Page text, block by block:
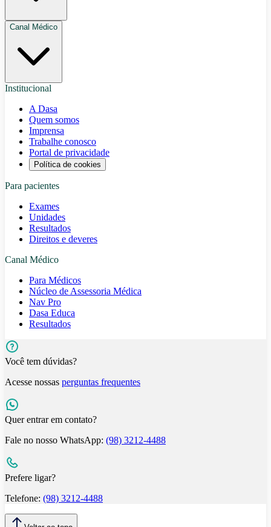
Canal Médico
Institucional
A Dasa
Quem somos
Imprensa
Trabalhe conosco
Portal de privacidade
Política de cookies
Para pacientes
Exames
Unidades
Resultados
Direitos e deveres
Canal Médico
Para Médicos
Núcleo de Assessoria Médica
Nav Pro
Dasa Educa
Resultados
Você tem dúvidas?
Acesse nossas perguntas frequentes
Quer entrar em contato?
Fale no nosso WhatsApp: (98) 3212-4488
Prefere ligar?
Telefone: (98) 3212-4488